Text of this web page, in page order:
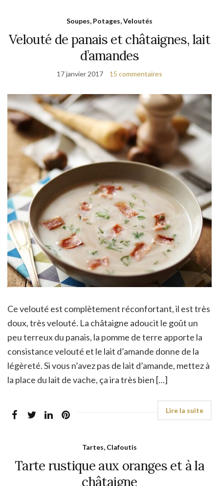
Soupes, Potages, Veloutés
Velouté de panais et châtaignes, lait
d’amandes
17 janvier 2017 15 commentaires
Ce velouté est complètement réconfortant, il est très
doux, très velouté. La châtaigne adoucit le goût un
peu terreux du panais, la pomme de terre apporte la
consistance velouté et le lait d’amande donne de la
légèreté. Si vous n’avez pas de lait d’amande, mettez à
la place du lait de vache, ça ira très bien […]
Tartes, Clafoutis
Tarte rustique aux oranges et à la
châtaigne